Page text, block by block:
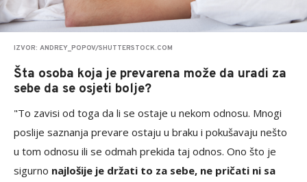
IZVOR: ANDREY_POPOV/SHUTTERSTOCK.COM
Šta osoba koja je prevarena može da uradi za
sebe da se osjeti bolje?
"To zavisi od toga da li se ostaje u nekom odnosu. Mnogi
poslije saznanja prevare ostaju u braku i pokušavaju nešto
u tom odnosu ili se odmah prekida taj odnos. Ono što je
sigurno najlošije je držati to za sebe, ne pričati ni sa